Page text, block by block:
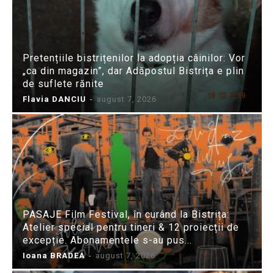
Pretențiile bistrițenilor la adopția câinilor: Vor
„ca din magazin”, dar Adăpostul Bistrița e plin
de suflete rănite
Flavia DANCIU - august 7, 2026
PASAJE Film Festival, în curând la Bistrița:
Atelier special pentru tineri & 12 proiecții de
excepție. Abonamentele s-au pus...
Ioana BRADEA - august 7, 2026